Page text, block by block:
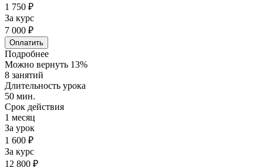
1 750 ₽
За курс
7 000 ₽
Оплатить
Подробнее
Можно вернуть 13%
8 занятий
Длительность урока
50 мин.
Срок действия
1 месяц
За урок
1 600 ₽
За курс
12 800 ₽